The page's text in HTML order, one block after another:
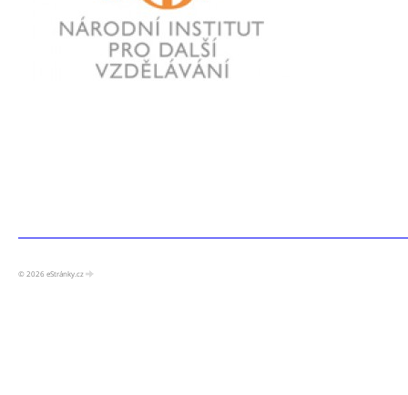
© 2026 eStránky.cz